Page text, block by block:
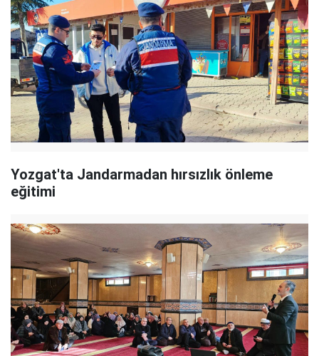
Yozgat'ta Jandarmadan hırsızlık önleme
eğitimi